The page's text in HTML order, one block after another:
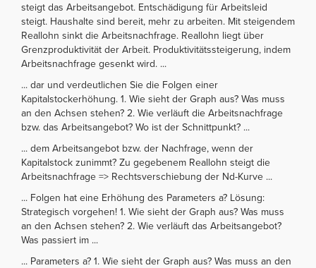
steigt das Arbeitsangebot. Entschädigung für Arbeitsleid
steigt. Haushalte sind bereit, mehr zu arbeiten. Mit steigendem
Reallohn sinkt die Arbeitsnachfrage. Reallohn liegt über
Grenzproduktivität der Arbeit. Produktivitätssteigerung, indem
Arbeitsnachfrage gesenkt wird. ...
... dar und verdeutlichen Sie die Folgen einer
Kapitalstockerhöhung. 1. Wie sieht der Graph aus? Was muss
an den Achsen stehen? 2. Wie verläuft die Arbeitsnachfrage
bzw. das Arbeitsangebot? Wo ist der Schnittpunkt? ...
... dem Arbeitsangebot bzw. der Nachfrage, wenn der
Kapitalstock zunimmt? Zu gegebenem Reallohn steigt die
Arbeitsnachfrage => Rechtsverschiebung der Nd-Kurve ...
... Folgen hat eine Erhöhung des Parameters a? Lösung:
Strategisch vorgehen! 1. Wie sieht der Graph aus? Was muss
an den Achsen stehen? 2. Wie verläuft das Arbeitsangebot?
Was passiert im ...
... Parameters a? 1. Wie sieht der Graph aus? Was muss an den